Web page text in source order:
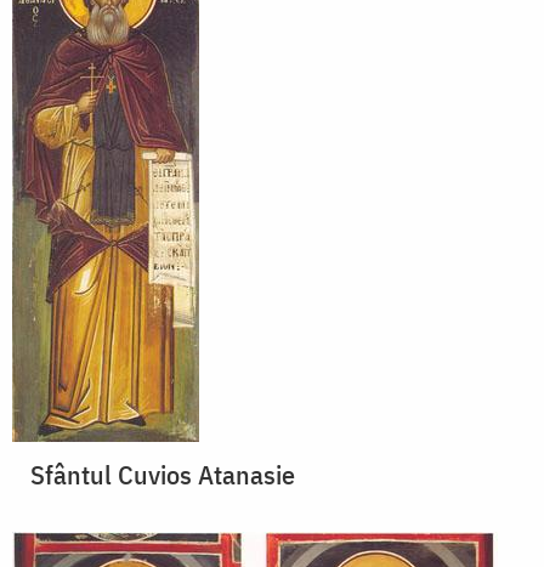
Sfântul Cuvios Atanasie